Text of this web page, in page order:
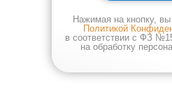
Нажимая на кнопку,
Политикой
в соответствии с ФЗ
на обработку